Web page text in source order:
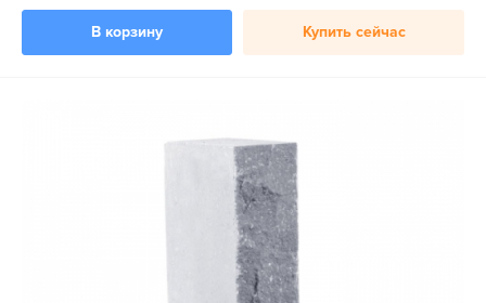
В корзину Купить сейчас